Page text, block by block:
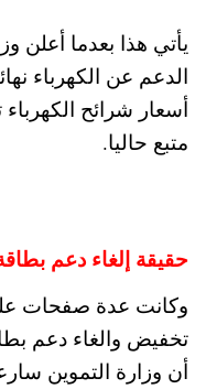
يأتي هذا بعدما أعلن
أسعار شرائح
متبع حاليا.
حقيقة إلغاء دعم بطاقة
وكانت عدة صفحات
تخفيض والغاء دعم
أن وزارة التموين